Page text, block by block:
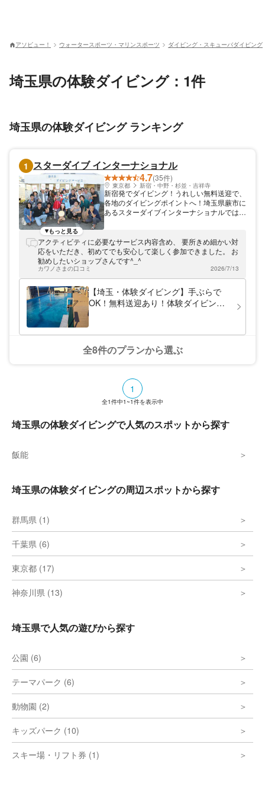
アソビュー！ ウォータースポーツ・マリンスポーツ ダイビング・スキューバダイビング
埼玉県の体験ダイビング：1件
埼玉県の体験ダイビング ランキング
1 スターダイブ インターナショナル
4.7(35件)
東京都 新宿・中野・杉並・吉祥寺
新宿発でダイビング！うれしい無料送迎で、
各地のダイビングポイントへ！埼玉県蕨市に
あるスターダイブインターナショナルでは、
験ダイビング・ファンダイビング・ライセン
ス取得などのコースを開設しています。1名
様からの参加も歓迎。女性インストラクター
が常駐しています。女性ダイバーも気軽にお
越しくださいませ。
もっと見る
アクティビティに必要なサービス内容含め、 要所きめ細かい対
応をいただき、初めてでも安心して楽しく参加できました。 お
勧めしたいショップさんです^_^
カワノさまの口コミ 2026/7/13
【埼玉・体験ダイビング】手ぶらで
OK！無料送迎あり！体験ダイビング
全8件のプランから選ぶ
1
全1件中1~1件を表示中
埼玉県の体験ダイビングで人気のスポットから探す
飯能
埼玉県の体験ダイビングの周辺スポットから探す
群馬県 (1)
千葉県 (6)
東京都 (17)
神奈川県 (13)
埼玉県で人気の遊びから探す
公園 (6)
テーマパーク (6)
動物園 (2)
キッズパーク (10)
スキー場・リフト券 (1)